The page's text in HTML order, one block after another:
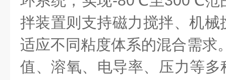
拌装置则支持磁力搅拌、机
适应不同粘度体系的混合需求
值、溶氧、电导率、压力等